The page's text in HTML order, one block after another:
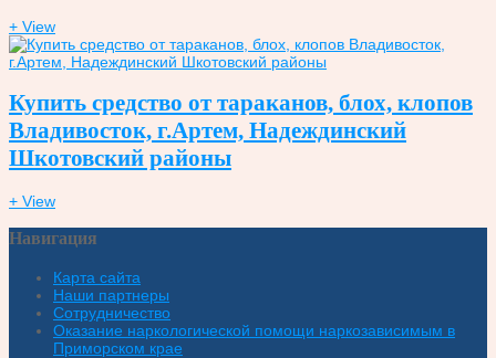
+ View
Купить средство от тараканов, блох, клопов
Владивосток, г.Артем, Надеждинский
Шкотовский районы
+ View
Навигация
Карта сайта
Наши партнеры
Сотрудничество
Оказание наркологической помощи наркозависимым в
Приморском крае